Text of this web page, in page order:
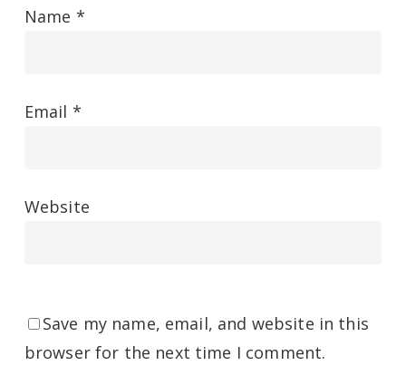
Name *
Email *
Website
Save my name, email, and website in this
browser for the next time I comment.